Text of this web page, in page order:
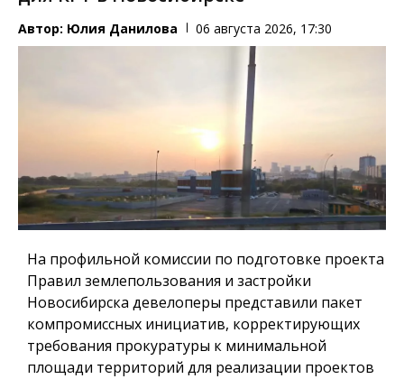
Автор: Юлия Данилова 06 августа 2026, 17:30
На профильной комиссии по подготовке проекта
Правил землепользования и застройки
Новосибирска девелоперы представили пакет
компромиссных инициатив, корректирующих
требования прокуратуры к минимальной
площади территорий для реализации проектов